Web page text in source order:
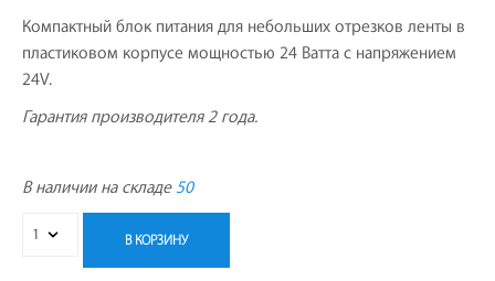
Компактный блок питания для небольших отрезков ленты в
пластиковом корпусе мощностью 24 Ватта с напряжением
24V.
Гарантия производителя 2 года.
В наличии на складе 50
В КОРЗИНУ